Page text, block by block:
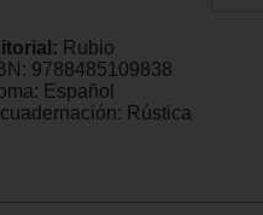
Rubio
9788485109838
Español
Rústica